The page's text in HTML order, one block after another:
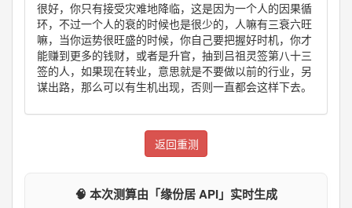
很好，你只有接受灾难地降临，这是因为一个人的因果循
环，不过一个人的衰的时候也是很少的，人嘛有三衰六旺
嘛，当你运势很旺盛的时候，你自己要把握好时机，你才
能赚到更多的钱财，或者是升官，抽到吕祖灵签第八十三
签的人，如果现在转业，意思就是不要做以前的行业，另
谋出路，那么可以有生机出现，否则一直都会这样下去。
返回重测
🧠 本次测算由「缘份居 API」实时生成